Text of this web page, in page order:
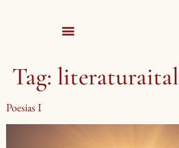
Tag:
Poesias I